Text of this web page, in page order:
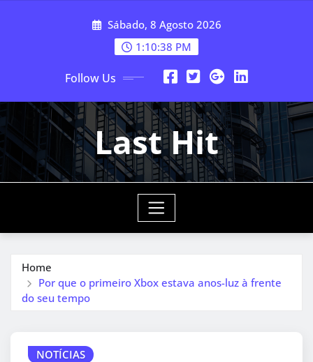
Sábado, 8 Agosto 2026
1:10:40 PM
Follow Us
Last Hit
Home
Por que o primeiro Xbox estava anos-luz à frente
do seu tempo
NOTÍCIAS